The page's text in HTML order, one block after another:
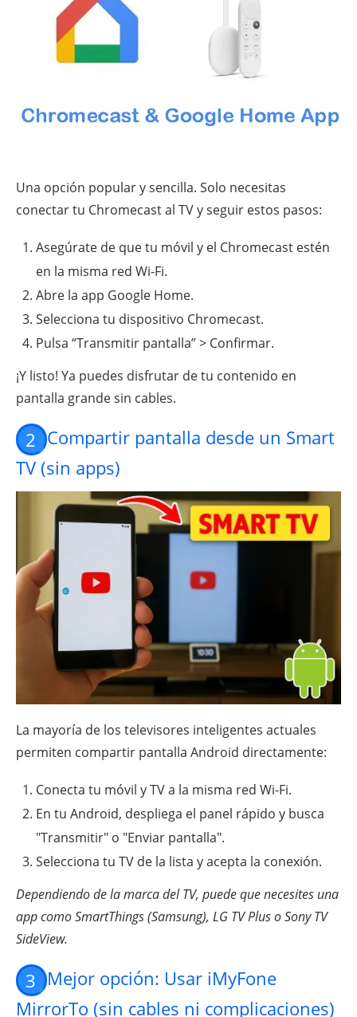
Una opción popular y sencilla. Solo necesitas
conectar tu Chromecast al TV y seguir estos pasos:
Asegúrate de que tu móvil y el Chromecast estén
en la misma red Wi-Fi.
Abre la app Google Home.
Selecciona tu dispositivo Chromecast.
Pulsa “Transmitir pantalla” > Confirmar.
¡Y listo! Ya puedes disfrutar de tu contenido en
pantalla grande sin cables.
2 Compartir pantalla desde un Smart
TV (sin apps)
La mayoría de los televisores inteligentes actuales
permiten compartir pantalla Android directamente:
Conecta tu móvil y TV a la misma red Wi-Fi.
En tu Android, despliega el panel rápido y busca
"Transmitir" o "Enviar pantalla".
Selecciona tu TV de la lista y acepta la conexión.
Dependiendo de la marca del TV, puede que necesites una
app como SmartThings (Samsung), LG TV Plus o Sony TV
SideView.
3 Mejor opción: Usar iMyFone
MirrorTo (sin cables ni complicaciones)